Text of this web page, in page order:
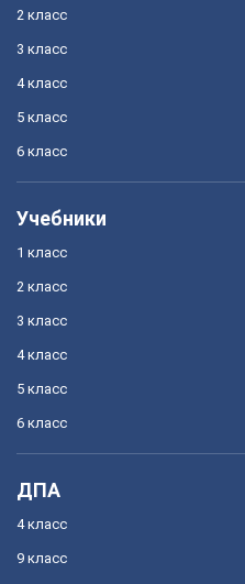
2 класс
3 класс
4 класс
5 класс
6 класс
Учебники
1 класс
2 класс
3 класс
4 класс
5 класс
6 класс
ДПА
4 класс
9 класс